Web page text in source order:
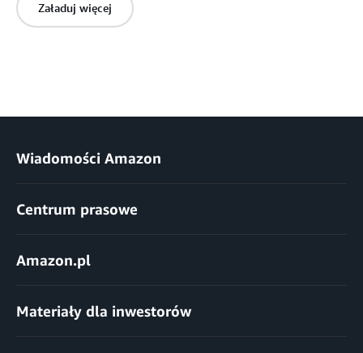
Załaduj więcej
Wiadomości Amazon
Centrum prasowe
Amazon.pl
Materiały dla inwestorów